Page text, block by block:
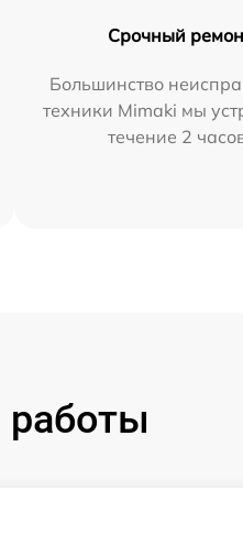
Срочный
Большинство
техники Mimaki мы
течение 2